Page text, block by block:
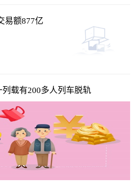
易额877亿
载有200多人列车脱轨